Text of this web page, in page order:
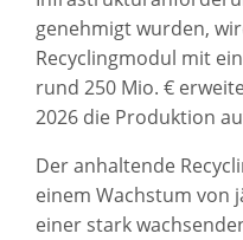
genehmigt wurden,
Recyclingmodul mit
rund 250 Mio. €
2026 die Produktion
Der anhaltende
einem Wachstum von
einer stark